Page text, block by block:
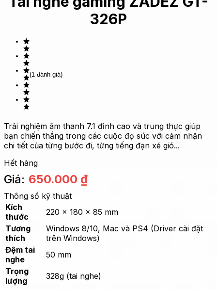
326P
(1 đánh giá)
Trải nghiệm âm thanh 7.1 đỉnh cao và trung thực giúp
bạn chiến thắng trong các cuộc đọ súc với cảm nhận
chi tiết của từng bước đi, từng tiếng đạn xé gió...
Hết hàng
Giá: 650.000 ₫
Thông số kỹ thuật
Kích
thước
220 x 180 x 85 mm
Tương
thích
Windows 8/10, Mac và PS4 (Driver cài đặt
trên Windows)
Đệm tai
nghe
50 mm
Trọng
lượng
328g (tai nghe)